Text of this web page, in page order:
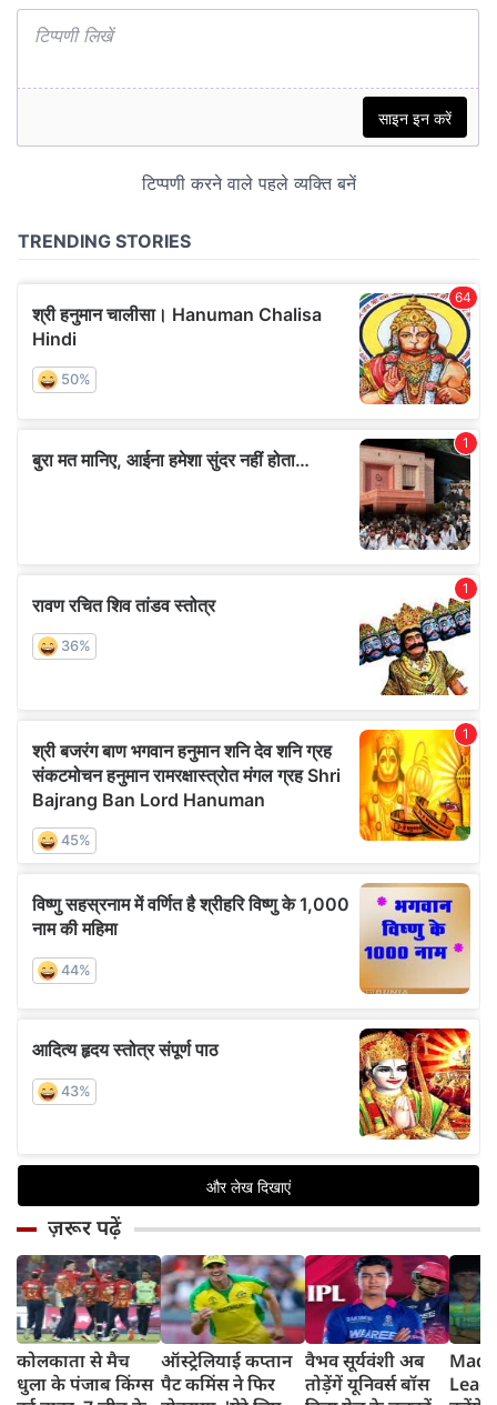
ज़रूर पढ़ें
कोलकाता से मैच
धुला के पंजाब किंग्स
ऑस्ट्रेलियाई कप्तान
पैट कमिंस ने फिर
वैभव सूर्यवंशी अब
तोड़ेंगें यूनिवर्स बॉस